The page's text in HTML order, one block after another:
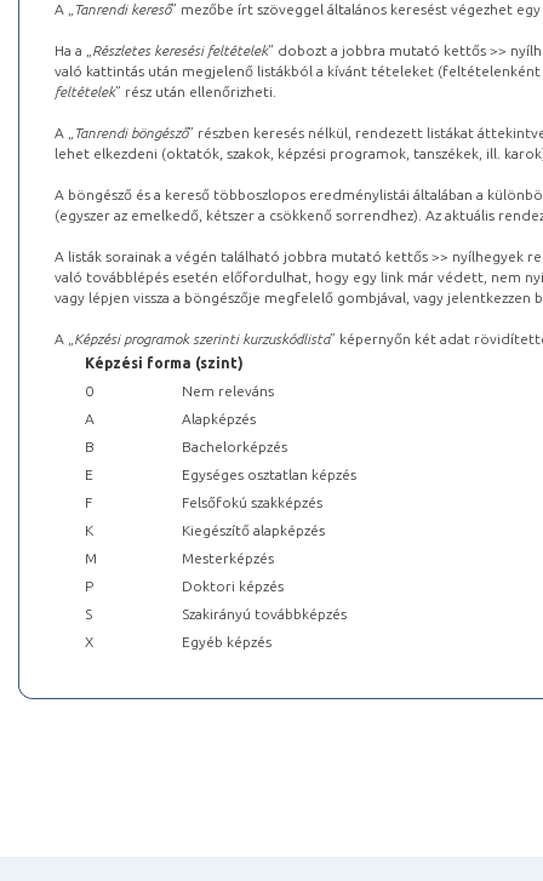
A „ Tanrendi kereső” mezőbe írt szöveggel általános keresést végezhet
Ha a „ Részletes keresési feltételek” dobozt a jobbra mutató kettős >>
való kattintás után megjelenő listákból a kívánt tételeket (feltételenként
feltételek” rész után ellenőrizheti.
A „ Tanrendi böngésző” részben keresés nélkül, rendezett listákat
lehet elkezdeni (oktatók, szakok, képzési programok, tanszékek, ill.
A böngésző és a kereső többoszlopos eredménylistái általában a
(egyszer az emelkedő, kétszer a csökkenő sorrendhez). Az aktuális
A listák sorainak a végén található jobbra mutató kettős >> nyílhegyek
való továbblépés esetén előfordulhat, hogy egy link már védett, nem
vagy lépjen vissza a böngészője megfelelő gombjával, vagy
A „ Képzési programok szerinti kurzuskódlista” képernyőn két adat
Képzési forma (szint)
0
Nem releváns
A
Alapképzés
B
Bachelorképzés
E
Egységes osztatlan képzés
F
Felsőfokú szakképzés
K
Kiegészítő alapképzés
M
Mesterképzés
P
Doktori képzés
S
Szakirányú továbbképzés
X
Egyéb képzés